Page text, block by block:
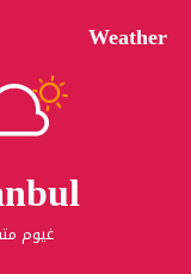
Weather
غيوم